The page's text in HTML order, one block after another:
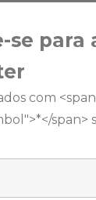
se para
com
span>